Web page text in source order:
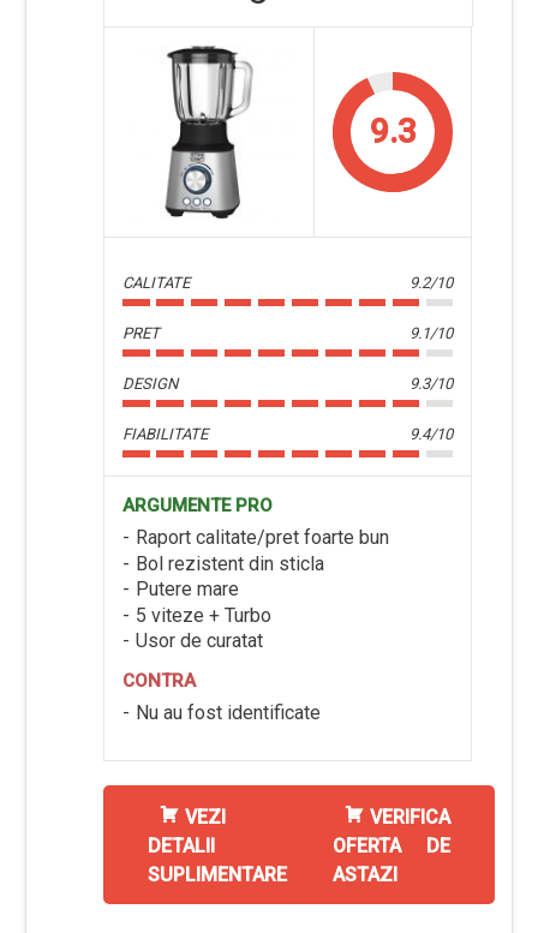
9.3
CALITATE 9.2/10
PRET 9.1/10
DESIGN 9.3/10
FIABILITATE 9.4/10
ARGUMENTE PRO
Raport calitate/pret foarte bun
Bol rezistent din sticla
Putere mare
5 viteze + Turbo
Usor de curatat
CONTRA
Nu au fost identificate
VEZI
DETALII
SUPLIMENTARE
VERIFICA
OFERTA DE
ASTAZI